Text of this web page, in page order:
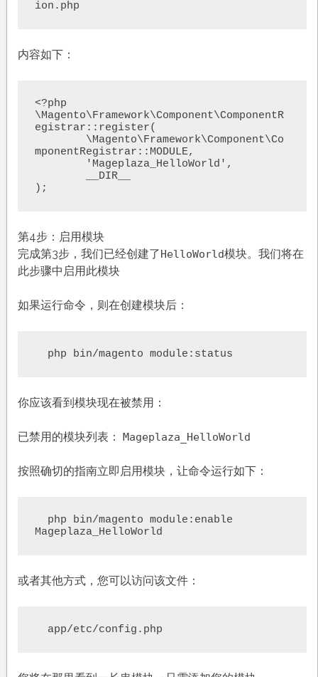
ion.php
内容如下：
<?php
\Magento\Framework\Component\ComponentR
egistrar::register(
mponentRegistrar::MODULE,
);
第4步：启用模块
完成第3步，我们已经创建了HelloWorld模块。我们将在
此步骤中启用此模块
如果运行命令，则在创建模块后：
  php bin/magento module:status
你应该看到模块现在被禁用：
已禁用的模块列表： Mageplaza_HelloWorld
按照确切的指南立即启用模块，让命令运行如下：
Mageplaza_HelloWorld
或者其他方式，您可以访问该文件：
  app/etc/config.php